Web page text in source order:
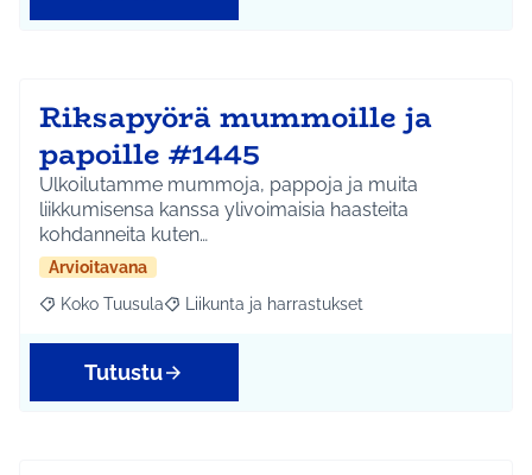
Riksapyörä mummoille ja
papoille #1445
Ulkoilutamme mummoja, pappoja ja muita
liikkumisensa kanssa ylivoimaisia haasteita
kohdanneita kuten…
Arvioitavana
Rajaa tulokset aihepiirin mukaan: Koko Tuusula
Koko Tuusula Rajaa tulokset teeman mukaan: Liikunta ja
Liikunta ja harrastukset
Tutustu